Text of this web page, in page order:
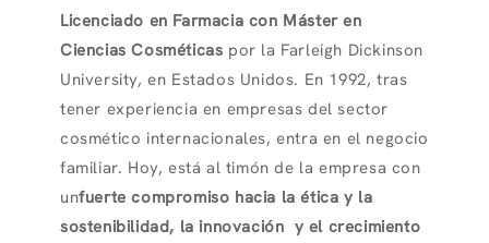
Licenciado en Farmacia con Máster en
Ciencias Cosméticas por la Farleigh Dickinson
University, en Estados Unidos. En 1992, tras
tener experiencia en empresas del sector
cosmético internacionales, entra en el negocio
familiar. Hoy, está al timón de la empresa con
unfuerte compromiso hacia la ética y la
sostenibilidad, la innovación y el crecimiento